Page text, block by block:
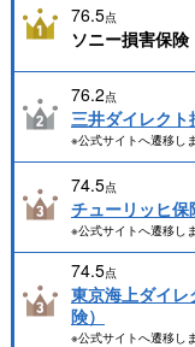
76.5点
ソニー損害保険
76.2点
三井ダイレクト
※公式サイトへ遷移しま
74.5点
チューリッヒ保
※公式サイトへ遷移しま
74.5点
東京海上ダイ
険）
※公式サイトへ遷移しま